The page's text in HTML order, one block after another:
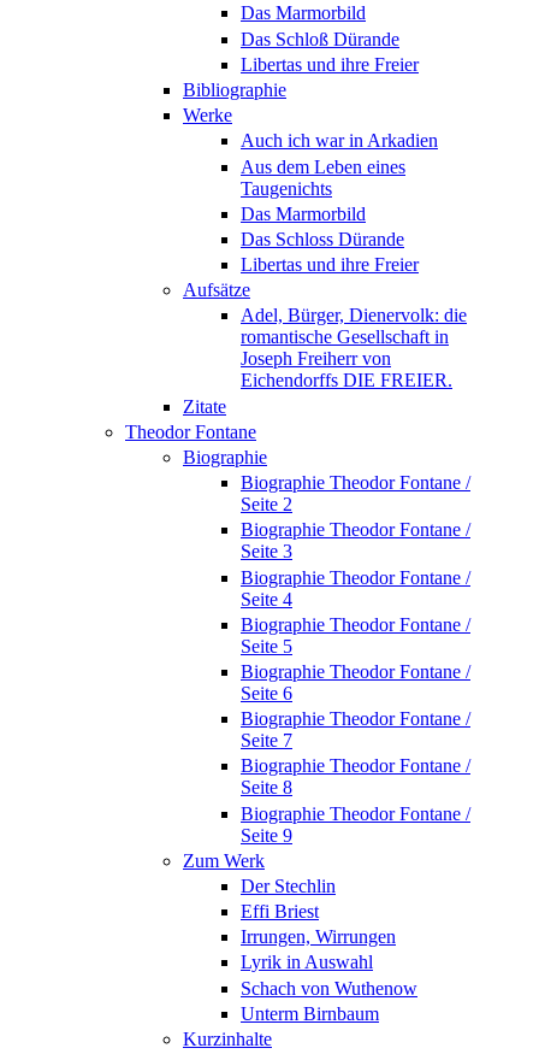
Das Marmorbild
Das Schloß Dürande
Libertas und ihre Freier
Bibliographie
Werke
Auch ich war in Arkadien
Aus dem Leben eines
Taugenichts
Das Marmorbild
Das Schloss Dürande
Libertas und ihre Freier
Aufsätze
Adel, Bürger, Dienervolk: die
romantische Gesellschaft in
Joseph Freiherr von
Eichendorffs DIE FREIER.
Zitate
Theodor Fontane
Biographie
Biographie Theodor Fontane /
Seite 2
Biographie Theodor Fontane /
Seite 3
Biographie Theodor Fontane /
Seite 4
Biographie Theodor Fontane /
Seite 5
Biographie Theodor Fontane /
Seite 6
Biographie Theodor Fontane /
Seite 7
Biographie Theodor Fontane /
Seite 8
Biographie Theodor Fontane /
Seite 9
Zum Werk
Der Stechlin
Effi Briest
Irrungen, Wirrungen
Lyrik in Auswahl
Schach von Wuthenow
Unterm Birnbaum
Kurzinhalte